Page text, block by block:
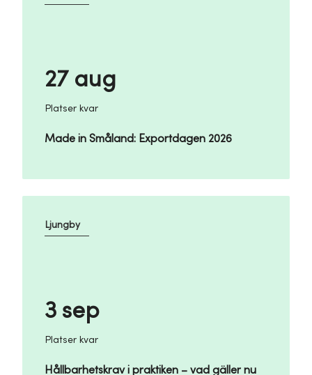
Made in Småland: Exportdagen 2026
27 aug
Platser kvar
Hållbarhetskrav i praktiken – vad gäller nu
3 sep
Platser kvar
Ljungby